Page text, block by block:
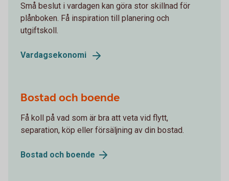
Små beslut i vardagen kan göra stor skillnad för
plånboken. Få inspiration till planering och
utgiftskoll.
Vardagsekonomi
Bostad och boende
Få koll på vad som är bra att veta vid flytt,
separation, köp eller försäljning av din bostad.
Bostad och boende